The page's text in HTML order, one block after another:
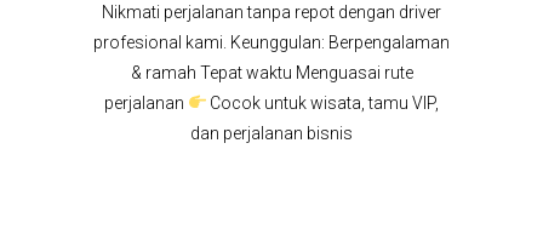
Nikmati perjalanan tanpa repot dengan driver
profesional kami. Keunggulan: Berpengalaman
& ramah Tepat waktu Menguasai rute
perjalanan
Cocok untuk wisata, tamu VIP,
dan perjalanan bisnis